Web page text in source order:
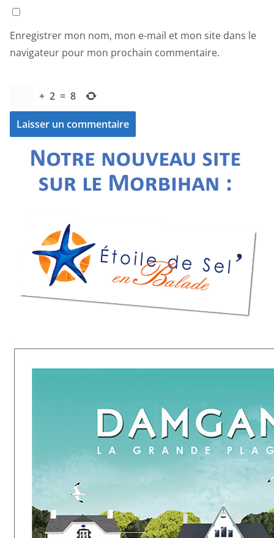
Enregistrer mon nom, mon e-mail et mon site dans le
navigateur pour mon prochain commentaire.
+ 2 = 8